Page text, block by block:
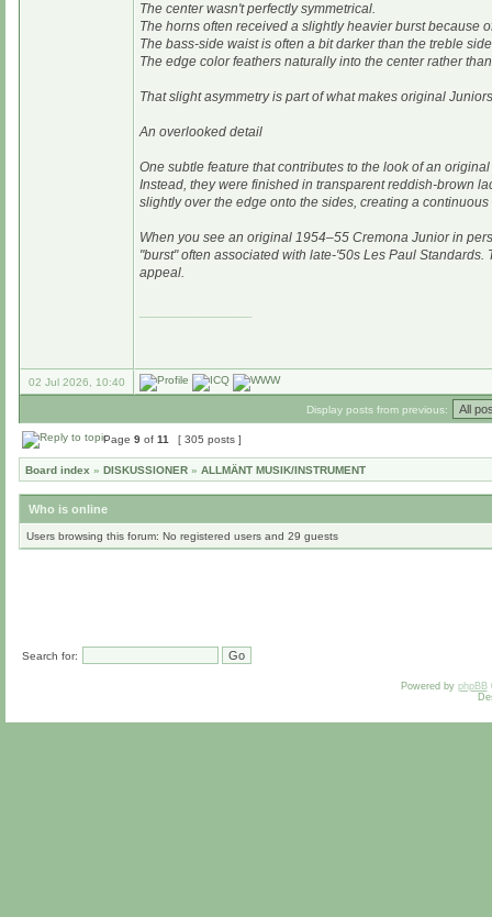
The center wasn't perfectly symmetrical.
The horns often received a slightly heavier burst because
The bass-side waist is often a bit darker than the treble
The edge color feathers naturally into the center rather
That slight asymmetry is part of what makes original
An overlooked detail
One subtle feature that contributes to the look of an
Instead, they were finished in transparent reddish-brown
slightly over the edge onto the sides, creating a
When you see an original 1954–55 Cremona Junior in
"burst" often associated with late-'50s Les Paul
appeal.
02 Jul 2026, 10:40
Display posts from previous:
Page 9 of 11 [ 305 posts ]
Board index » DISKUSSIONER » ALLMÄNT MUSIK/INSTRUMENT
Who is online
Users browsing this forum: No registered users and 29 guests
Search for:
Powered by phpBB